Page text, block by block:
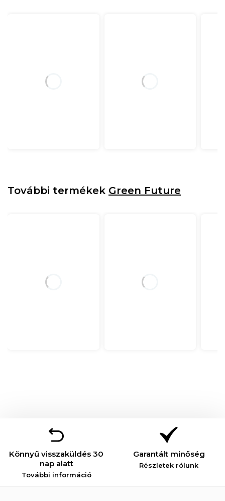
További termékek Green Future
Könnyű visszaküldés 30
nap alatt
További információ
Garantált minőség
Részletek rólunk